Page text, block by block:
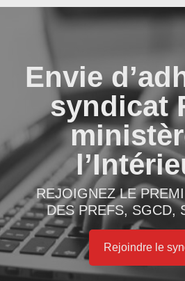
Envie
syndicat
REJOIGNEZ LE
DES PREFS, SGCD,
Rejoindre le